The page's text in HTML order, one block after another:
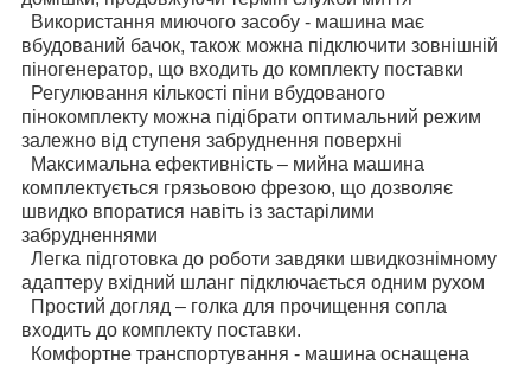
Використання миючого засобу - машина має
вбудований бачок, також можна підключити зовнішній
піногенератор, що входить до комплекту поставки
Регулювання кількості піни вбудованого
пінокомплекту можна підібрати оптимальний режим
залежно від ступеня забруднення поверхні
Максимальна ефективність – мийна машина
комплектується грязьовою фрезою, що дозволяє
швидко впоратися навіть із застарілими
забрудненнями
Легка підготовка до роботи завдяки швидкознімному
адаптеру вхідний шланг підключається одним рухом
Простий догляд – голка для прочищення сопла
входить до комплекту поставки.
Комфортне транспортування - машина оснащена